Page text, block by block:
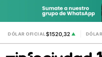
DÓLAR OFICIAL$1520,32 ▲